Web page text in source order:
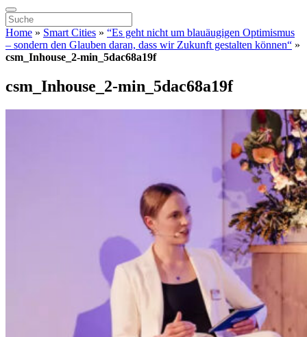
Home » Smart Cities » “Es geht nicht um blauäugigen Optimismus
– sondern den Glauben daran, dass wir Zukunft gestalten können“ »
csm_Inhouse_2-min_5dac68a19f
csm_Inhouse_2-min_5dac68a19f